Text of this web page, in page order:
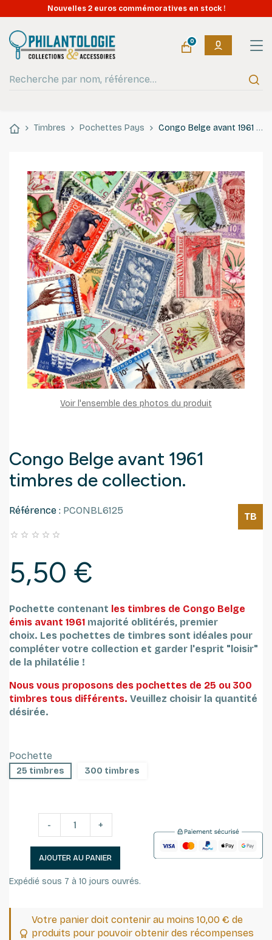
Nouvelles 2 euros commémoratives en stock !
0
Timbres Pochettes Pays Congo Belge avant 1961 timbres de collection.
Voir l'ensemble des photos du produit
Congo Belge avant 1961
timbres de collection.
Référence : PCONBL6125
TB
    
5,50 €
Pochette contenant les timbres de Congo Belge
émis avant 1961 majorité oblitérés, premier
choix. Les pochettes de timbres sont idéales pour
compléter votre collection et garder l'esprit "loisir"
de la philatélie !
Nous vous proposons des pochettes de 25 ou 300
timbres tous différents. Veuillez choisir la quantité
désirée.
Pochette
25 timbres 300 timbres
- +
AJOUTER AU PANIER
Expédié sous 7 à 10 jours ouvrés.
Votre panier doit contenir au moins 10,00 € de
produits pour pouvoir obtenir des récompenses